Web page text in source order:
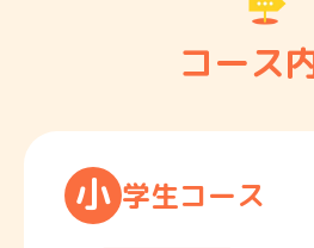
コース
小 学生コース